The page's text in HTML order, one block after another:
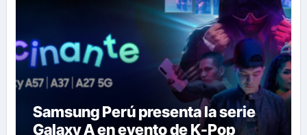
Samsung Perú presenta la serie
Galaxy A en evento de K-Pop